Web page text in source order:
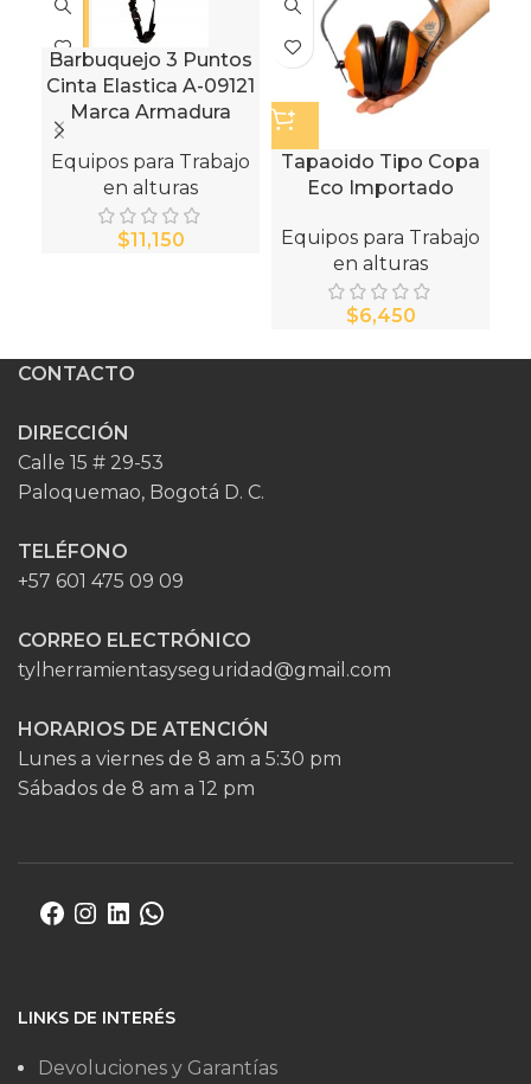
Barbuquejo 3 Puntos
Cinta Elastica A-09121
Marca Armadura
Equipos para Trabajo
en alturas
$
Tapaoido Tipo Copa
Eco Importado
Equipos para Trabajo
en alturas
$
CONTACTO
DIRECCIÓN
Calle 15 # 29-53
Paloquemao, Bogotá D. C.
TELÉFONO
+57 601 475 09 09
CORREO ELECTRÓNICO
tylherramientasyseguridad@gmail.com
HORARIOS DE ATENCIÓN
Lunes a viernes de 8 am a 5:30 pm
Sábados de 8 am a 12 pm
LINKS DE INTERÉS
Devoluciones y Garantías